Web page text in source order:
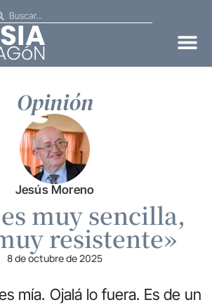
Opinión
Jesús Moreno
muy sencilla,
resistente»
8 de octubre de 2025
mía. Ojalá lo fuera. Es de un